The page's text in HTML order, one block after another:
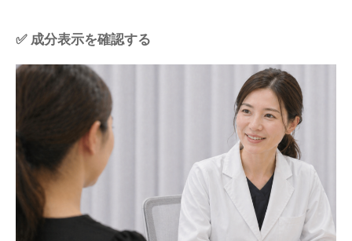
✅ 成分表示を確認する